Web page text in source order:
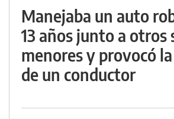
Manejaba un auto
13 años junto a otros
menores y provocó
de un conductor